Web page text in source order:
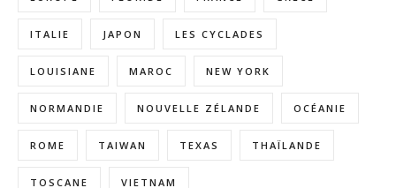
ITALIE JAPON LES CYCLADES
LOUISIANE MAROC NEW YORK
NORMANDIE NOUVELLE ZÉLANDE OCÉANIE
ROME TAIWAN TEXAS THAÏLANDE
TOSCANE VIETNAM